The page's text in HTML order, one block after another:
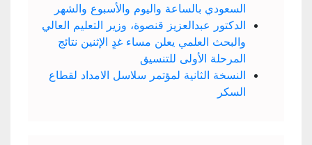
السعودي بالساعة واليوم والأسبوع والشهر
الدكتور عبدالعزيز قنصوة، وزير التعليم العالي
والبحث العلمي يعلن مساء غدٍ الإثنين نتائج
المرحلة الأولى للتنسيق
النسخة الثانية لمؤتمر سلاسل الامداد لقطاع
السكر